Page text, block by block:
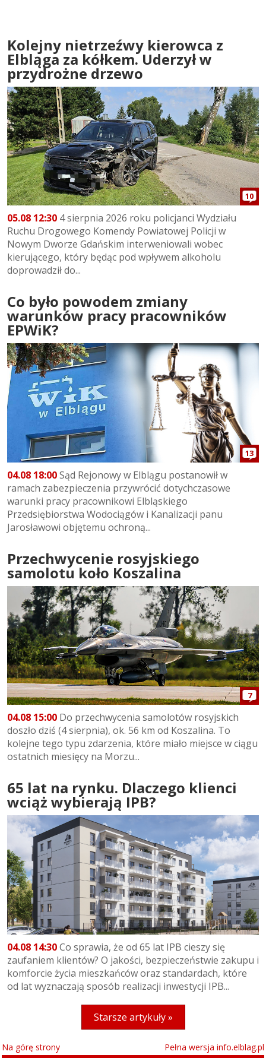
Kolejny nietrzeźwy kierowca z
Elbląga za kółkem. Uderzył w
przydrożne drzewo
10
05.08 12:30 4 sierpnia 2026 roku policjanci Wydziału
Ruchu Drogowego Komendy Powiatowej Policji w
Nowym Dworze Gdańskim interweniowali wobec
kierującego, który będąc pod wpływem alkoholu
doprowadził do...
Co było powodem zmiany
warunków pracy pracowników
EPWiK?
13
04.08 18:00Sąd Rejonowy w Elblągu postanowił w
ramach zabezpieczenia przywrócić dotychczasowe
warunki pracy pracownikowi Elbląskiego
Przedsiębiorstwa Wodociągów i Kanalizacji panu
Jarosławowi objętemu ochroną...
Przechwycenie rosyjskiego
samolotu koło Koszalina
7
04.08 15:00 Do przechwycenia samolotów rosyjskich
doszło dziś (4 sierpnia), ok. 56 km od Koszalina. To
kolejne tego typu zdarzenia, które miało miejsce w ciągu
ostatnich miesięcy na Morzu...
65 lat na rynku. Dlaczego klienci
wciąż wybierają IPB?
04.08 14:30Co sprawia, że od 65 lat IPB cieszy się
zaufaniem klientów? O jakości, bezpieczeństwie zakupu i
komforcie życia mieszkańców oraz standardach, które
od lat wyznaczają sposób realizacji inwestycji IPB...
Starsze artykuły »
Na górę strony Pełna wersja info.elblag.pl